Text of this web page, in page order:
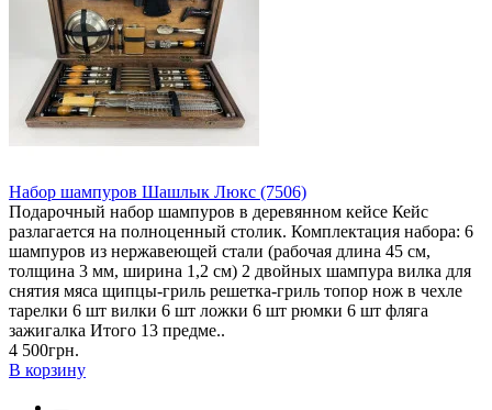
Набор шампуров Шашлык Люкс (7506)
Подарочный набор шампуров в деревянном кейсе Кейс
разлагается на полноценный столик. Комплектация набора: 6
шампуров из нержавеющей стали (рабочая длина 45 см,
толщина 3 мм, ширина 1,2 см) 2 двойных шампура вилка для
снятия мяса щипцы-гриль решетка-гриль топор нож в чехле
тарелки 6 шт вилки 6 шт ложки 6 шт рюмки 6 шт фляга
зажигалка Итого 13 предме..
4 500грн.
В корзину